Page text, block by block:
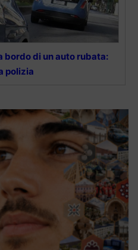
bordo di un auto rubata:
polizia